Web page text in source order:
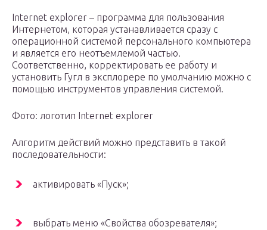
Internet explorer – программа для пользования
Интернетом, которая устанавливается сразу с
операционной системой персонального компьютера
и является его неотъемлемой частью.
Соответственно, корректировать ее работу и
установить Гугл в эксплорере по умолчанию можно с
помощью инструментов управления системой.
Фото: логотип Internet explorer
Алгоритм действий можно представить в такой
последовательности:
активировать «Пуск»;
выбрать меню «Свойства обозревателя»;